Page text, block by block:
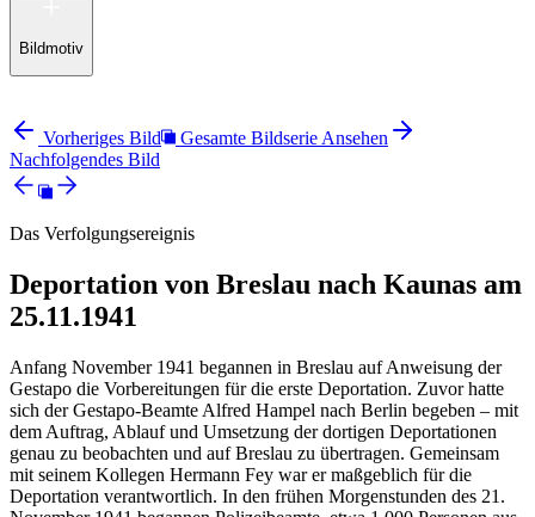
Bildmotiv
Vorheriges Bild
Gesamte Bildserie Ansehen
Nachfolgendes Bild
Das Verfolgungsereignis
Deportation von Breslau nach Kaunas am
25.11.1941
Anfang November 1941 begannen in Breslau auf Anweisung der
Gestapo die Vorbereitungen für die erste Deportation. Zuvor hatte
sich der Gestapo-Beamte Alfred Hampel nach Berlin begeben – mit
dem Auftrag, Ablauf und Umsetzung der dortigen Deportationen
genau zu beobachten und auf Breslau zu übertragen. Gemeinsam
mit seinem Kollegen Hermann Fey war er maßgeblich für die
Deportation verantwortlich. In den frühen Morgenstunden des 21.